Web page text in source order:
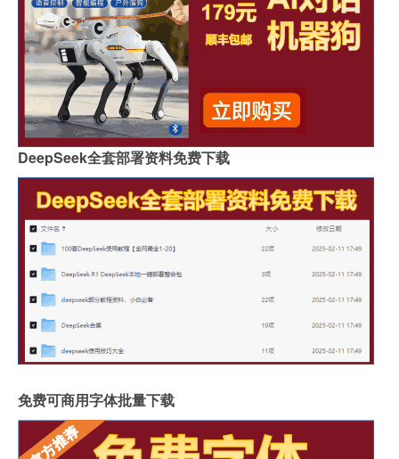
DeepSeek全套部署资料免费下载
免费可商用字体批量下载